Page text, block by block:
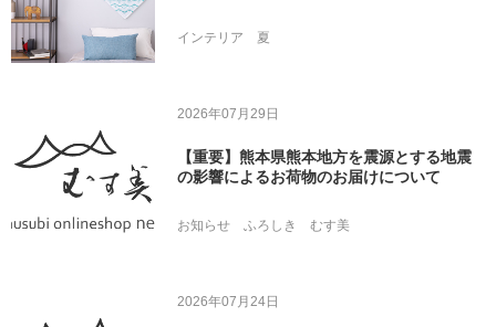
インテリア 夏
2026年07月29日
【重要】熊本県熊本地方を震源とする地震
の影響によるお荷物のお届けについて
お知らせ ふろしき むす美
2026年07月24日